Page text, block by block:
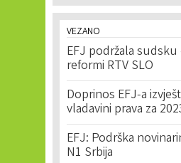
VEZANO
EFJ podržala
reformi RTV SLO
Doprinos EFJ-a
vladavini prava za
EFJ: Podrška
N1 Srbija